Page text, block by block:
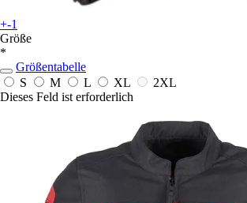
+-1
Größe
*
Größentabelle
S
M L XL
2XL
Dieses Feld ist erforderlich